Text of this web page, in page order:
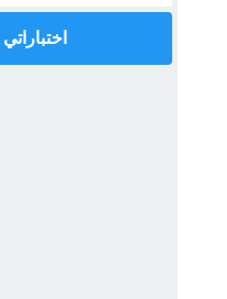
اختباراتي